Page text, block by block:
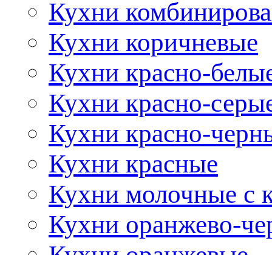
Кухни
Кухни коричневые
Кухни красно-
Кухни красно-
Кухни красно-
Кухни красные
Кухни молочные с
Кухни оранжево-